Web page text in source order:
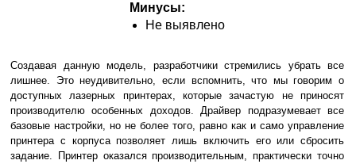
Минусы:
Не выявлено
Создавая данную модель, разработчики стремились убрать все
лишнее. Это неудивительно, если вспомнить, что мы говорим о
доступных лазерных принтерах, которые зачастую не приносят
производителю особенных доходов. Драйвер подразумевает все
базовые настройки, но не более того, равно как и само управление
принтера с корпуса позволяет лишь включить его или сбросить
задание. Принтер оказался производительным, практически точно